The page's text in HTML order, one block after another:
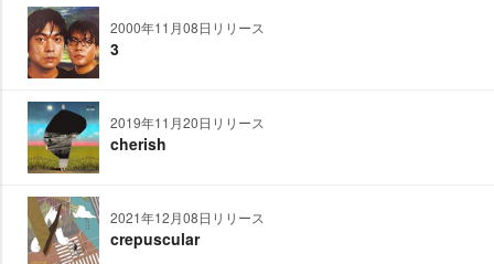
2000年11月08日リリース
3
2019年11月20日リリース
cherish
2021年12月08日リリース
crepuscular